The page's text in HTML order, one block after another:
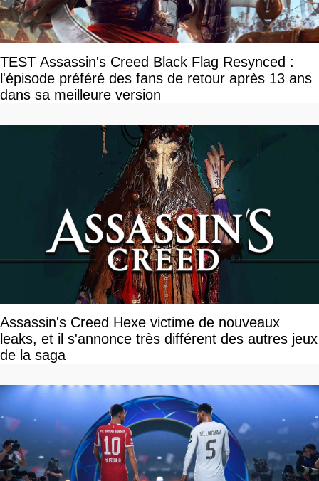
TEST Assassin's Creed Black Flag Resynced :
l'épisode préféré des fans de retour après 13 ans
dans sa meilleure version
Assassin's Creed Hexe victime de nouveaux
leaks, et il s'annonce très différent des autres jeux
de la saga